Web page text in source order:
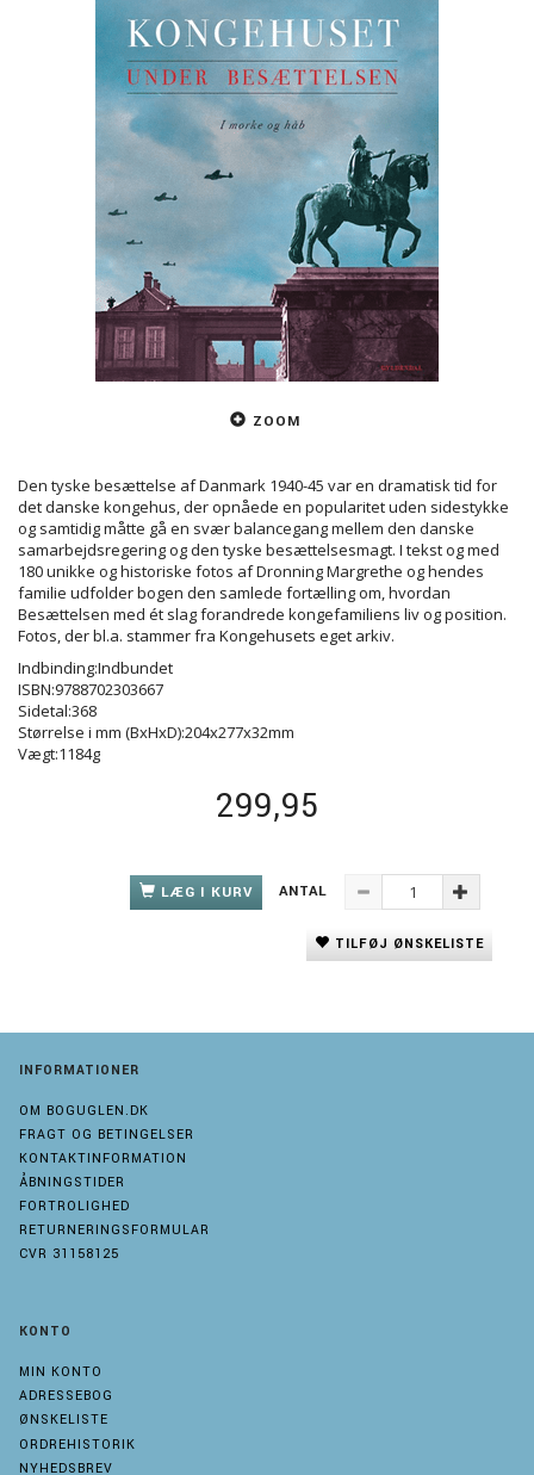
ZOOM
Den tyske besættelse af Danmark 1940-45 var en dramatisk tid for
det danske kongehus, der opnåede en popularitet uden sidestykke
og samtidig måtte gå en svær balancegang mellem den danske
samarbejdsregering og den tyske besættelsesmagt. I tekst og med
180 unikke og historiske fotos af Dronning Margrethe og hendes
familie udfolder bogen den samlede fortælling om, hvordan
Besættelsen med ét slag forandrede kongefamiliens liv og position.
Fotos, der bl.a. stammer fra Kongehusets eget arkiv.
Indbinding:Indbundet
ISBN:9788702303667
Sidetal:368
Størrelse i mm (BxHxD):204x277x32mm
Vægt:1184g
299,95
LÆG I KURV ANTAL
TILFØJ ØNSKELISTE
INFORMATIONER
OM BOGUGLEN.DK
FRAGT OG BETINGELSER
KONTAKTINFORMATION
ÅBNINGSTIDER
FORTROLIGHED
RETURNERINGSFORMULAR
CVR 31158125
KONTO
MIN KONTO
ADRESSEBOG
ØNSKELISTE
ORDREHISTORIK
NYHEDSBREV